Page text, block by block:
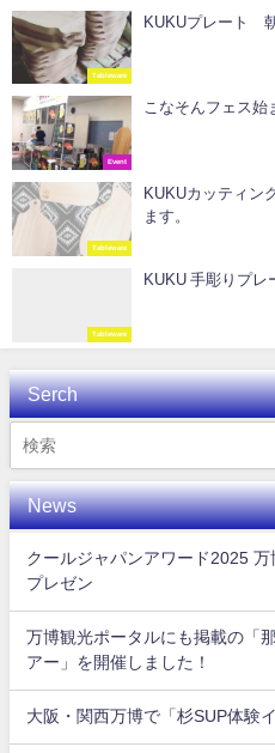
Tableware
KUKUプレート
Event
こなそんフェス始
Tableware
KUKUカッティン
ます。
Tableware
KUKU 手彫りプ
Serch
News
クールジャパンアワード2025
プレゼン
万博観光ポータルにも掲載の「
アー」を開催しました！
大阪・関西万博で「杉SUP体験